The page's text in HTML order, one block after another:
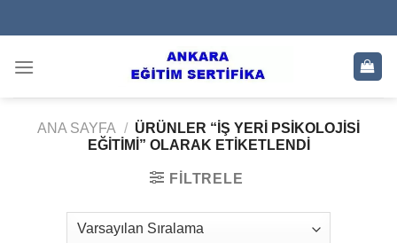
to
ANA SAYFA / ÜRÜNLER “IŞ YERI PSIKOLOJISI
EĞITIMI” OLARAK ETIKETLENDI
FILTRELE